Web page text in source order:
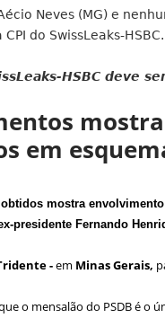
Neves (MG) e
do SwissLeaks-HSBC.
HSBC deve
em
mostra
presidente Fernando
-em Minas Gerais,
o mensalão do PSDB é o